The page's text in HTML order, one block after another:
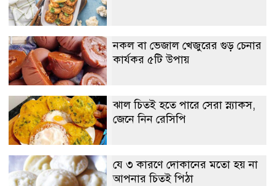
নকল বা ভেজাল খেজুরের গুড় চেনার
কার্যকর ৫টি উপায়
ঝাল চিতই হতে পারে সেরা স্ন্যাকস,
জেনে নিন রেসিপি
যে ৩ কারণে দোকানের মতো হয় না
আপনার চিতই পিঠা